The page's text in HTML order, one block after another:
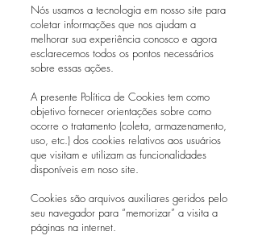
Nós usamos a tecnologia em nosso site para
coletar informações que nos ajudam a
melhorar sua experiência conosco e agora
esclarecemos todos os pontos necessários
sobre essas ações.
A presente Política de Cookies tem como
objetivo fornecer orientações sobre como
ocorre o tratamento (coleta, armazenamento,
uso, etc.) dos cookies relativos aos usuários
que visitam e utilizam as funcionalidades
disponíveis em noso site.
Cookies são arquivos auxiliares geridos pelo
seu navegador para “memorizar” a visita a
páginas na internet.